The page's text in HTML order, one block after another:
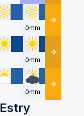
0mm Détails
0mm Détails
0mm Détails
Estry